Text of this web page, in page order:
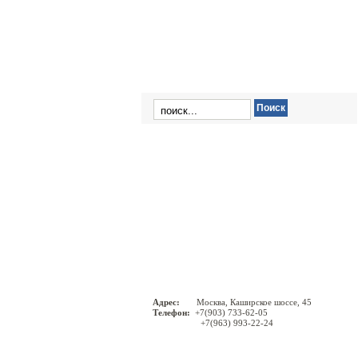
Адрес: Москва, Каширское шоссе, 45
Телефон: +7(903) 733-62-05
+7(963) 993-22-24